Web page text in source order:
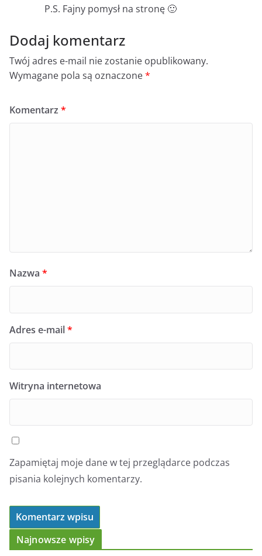
P.S. Fajny pomysł na stronę 🙂
Dodaj komentarz
Twój adres e-mail nie zostanie opublikowany.
Wymagane pola są oznaczone*
Komentarz *
Nazwa *
Adres e-mail*
Witryna internetowa
Zapamiętaj moje dane w tej przeglądarce podczas
pisania kolejnych komentarzy.
Najnowsze wpisy